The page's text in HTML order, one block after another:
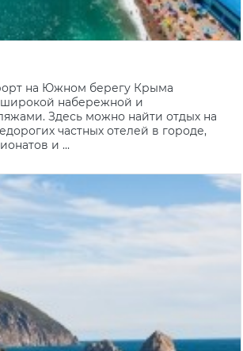
на Южном берегу Крыма
набережной и
Здесь можно найти отдых на
частных отелей в городе,
и ...